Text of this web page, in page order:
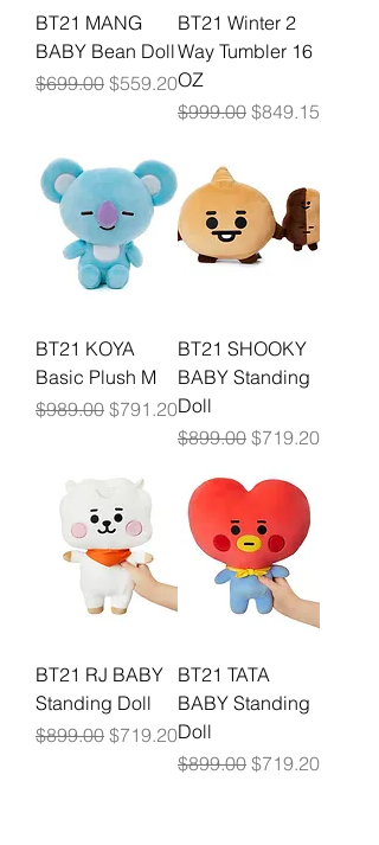
BT21 MANG
BABY Bean Doll
Precio
$699.00 Precio de oferta
$559.20
BT21 Winter 2
Way Tumbler 16
OZ
Precio
$999.00 Precio de oferta
$849.15
BT21 KOYA
Basic Plush M
Precio
$989.00 Precio de oferta
$791.20
BT21 SHOOKY
BABY Standing
Doll
Precio
$899.00 Precio de oferta
$719.20
BT21 RJ BABY
Standing Doll
Precio
$899.00 Precio de oferta
$719.20
BT21 TATA
BABY Standing
Doll
Precio
$899.00 Precio de oferta
$719.20